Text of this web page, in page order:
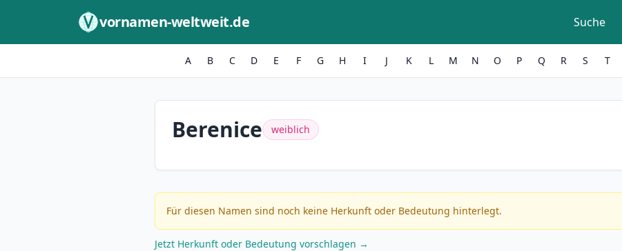
vornamen-weltweit.de Suche
A B C D E F G H I J K L M N O P Q R S T
Berenice weiblich
Für diesen Namen sind noch keine Herkunft oder Bedeutung hinterlegt.
Jetzt Herkunft oder Bedeutung vorschlagen →